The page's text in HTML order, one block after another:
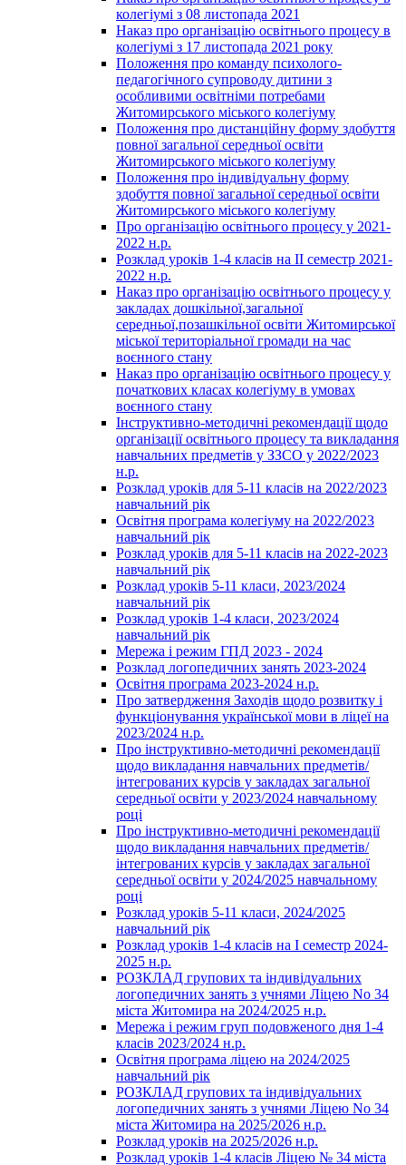
колегіумі з 08 листопада 2021
Наказ про організацію освітнього процесу в
колегіумі з 17 листопада 2021 року
Положення про команду психолого-
педагогічного супроводу дитини з
особливими освітніми потребами
Житомирського міського колегіуму
Положення про дистанційну форму здобуття
повної загальної середньої освіти
Житомирського міського колегіуму
Положення про індивідуальну форму
здобуття повної загальної середньої освіти
Житомирського міського колегіуму
Про організацію освітнього процесу у 2021-
2022 н.р.
Розклад уроків 1-4 класів на ІІ семестр 2021-
2022 н.р.
Наказ про організацію освітнього процесу у
закладах дошкільної,загальної
середньої,позашкільної освіти Житомирської
міської територіальної громади на час
воєнного стану
Наказ про організацію освітнього процесу у
початкових класах колегіуму в умовах
воєнного стану
Інструктивно-методичні рекомендації щодо
організації освітнього процесу та викладання
навчальних предметів у ЗЗСО у 2022/2023
н.р.
Розклад уроків для 5-11 класів на 2022/2023
навчальний рік
Освітня програма колегіуму на 2022/2023
навчальний рік
Розклад уроків для 5-11 класів на 2022-2023
навчальний рік
Розклад уроків 5-11 класи, 2023/2024
навчальний рік
Розклад уроків 1-4 класи, 2023/2024
навчальний рік
Мережа і режим ГПД 2023 - 2024
Розклад логопедичних занять 2023-2024
Освітня програма 2023-2024 н.р.
Про затвердження Заходів щодо розвитку і
функціонування української мови в ліцеї на
2023/2024 н.р.
Про інструктивно-методичні рекомендації
щодо викладання навчальних предметів/
інтегрованих курсів у закладах загальної
середньої освіти у 2023/2024 навчальному
році
Про інструктивно-методичні рекомендації
щодо викладання навчальних предметів/
інтегрованих курсів у закладах загальної
середньої освіти у 2024/2025 навчальному
році
Розклад уроків 5-11 класи, 2024/2025
навчальний рік
Розклад уроків 1-4 класів на І семестр 2024-
2025 н.р.
РОЗКЛАД групових та індивідуальних
логопедичних занять з учнями Ліцею No 34
міста Житомира на 2024/2025 н.р.
Мережа і режим груп подовженого дня 1-4
класів 2023/2024 н.р.
Освітня програма ліцею на 2024/2025
навчальний рік
РОЗКЛАД групових та індивідуальних
логопедичних занять з учнями Ліцею No 34
міста Житомира на 2025/2026 н.р.
Розклад уроків на 2025/2026 н.р.
Розклад уроків 1-4 класів Ліцею № 34 міста